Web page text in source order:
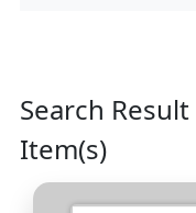
Search Result
Item(s)